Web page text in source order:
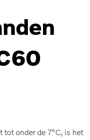
tot onder de 7°C, is het